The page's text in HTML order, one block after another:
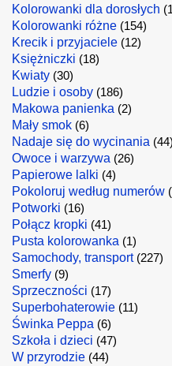
Kolorowanki dla dorosłych
Kolorowanki różne (154)
Krecik i przyjaciele (12)
Księżniczki (18)
Kwiaty (30)
Ludzie i osoby (186)
Makowa panienka (2)
Mały smok (6)
Nadaje się do wycinania (44)
Owoce i warzywa (26)
Papierowe lalki (4)
Pokoloruj według numerów
Potworki (16)
Połącz kropki (41)
Pusta kolorowanka (1)
Samochody, transport(227)
Smerfy (9)
Sprzeczności (17)
Superbohaterowie (11)
Świnka Peppa (6)
Szkoła i dzieci (47)
W przyrodzie (44)